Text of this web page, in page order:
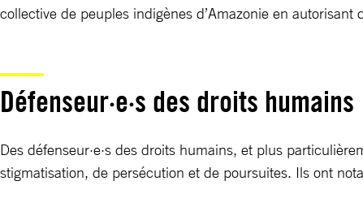
collective de peuples indigènes d’Amazonie en
Défenseur·e·s des droits humains
Des défenseur·e·s des droits humains, et plus
stigmatisation, de persécution et de poursuites. Ils ont